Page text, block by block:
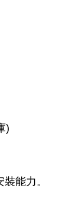
)
能力。